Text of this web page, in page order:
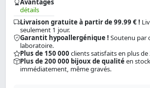
Avantages
détails
Livraison gratuite à partir de 99.99 € !
seulement 1 jour.
Garantit hypoallergénique ! Soutenu par
laboratoire.
Plus de 150 000 clients satisfaits en plus de
Plus de 200 000 bijoux de qualitéen
immédiatement, même gravés.